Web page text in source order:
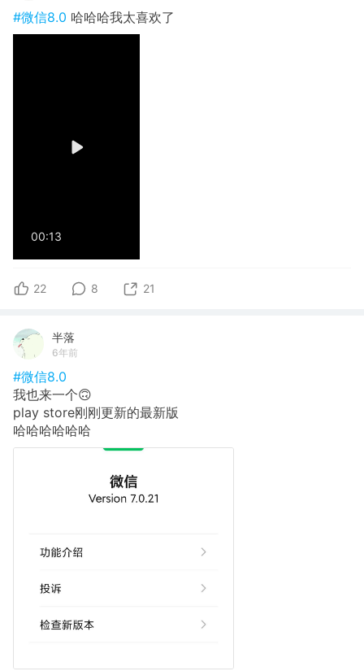
#微信8.0 哈哈哈我太喜欢了
00:13
22 8 21
半落
6年前
#微信8.0
我也来一个🙃
play store刚刚更新的最新版
哈哈哈哈哈哈